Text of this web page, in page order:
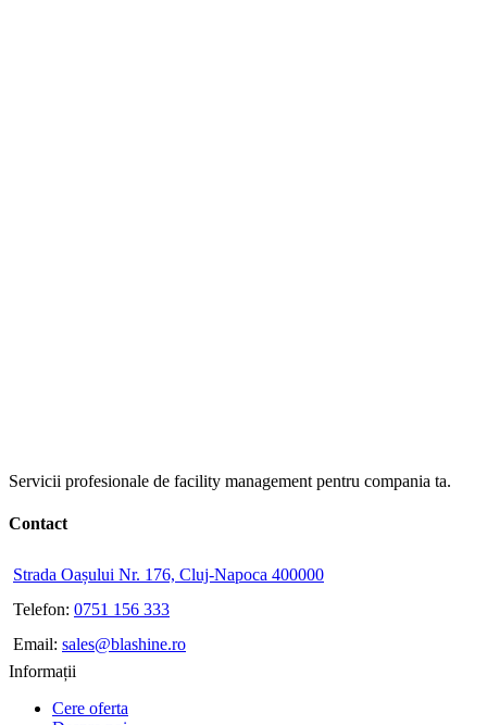
Servicii profesionale de facility management pentru compania ta.
Contact
Strada Oașului Nr. 176, Cluj-Napoca 400000
Telefon: 0751 156 333
Email: sales@blashine.ro
Informații
Cere oferta